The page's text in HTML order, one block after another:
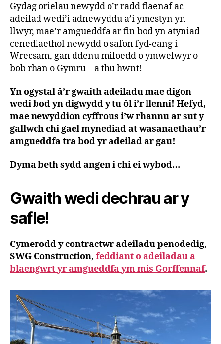
Gydag orielau newydd o’r radd flaenaf ac
adeilad wedi’i adnewyddu a’i ymestyn yn
llwyr, mae’r amgueddfa ar fin bod yn atyniad
cenedlaethol newydd o safon fyd-eang i
Wrecsam, gan ddenu miloedd o ymwelwyr o
bob rhan o Gymru – a thu hwnt!
Yn ogystal â’r gwaith adeiladu mae digon
wedi bod yn digwydd y tu ôl i’r llenni! Hefyd,
mae newyddion cyffrous i’w rhannu ar sut y
gallwch chi gael mynediad at wasanaethau’r
amgueddfa tra bod yr adeilad ar gau!
Dyma beth sydd angen i chi ei wybod…
Gwaith wedi dechrau ar y
safle!
Cymerodd y contractwr adeiladu penodedig,
SWG Construction, feddiant o adeiladau a
blaengwrt yr amgueddfa ym mis Gorffennaf.